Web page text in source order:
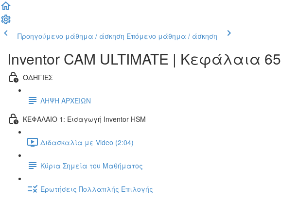
Προηγούμενο μάθημα / άσκηση Επόμενο μάθημα / άσκηση
Inventor CAM ULTIMATE | Κεφάλαια 65
ΟΔΗΓΙΕΣ
ΛΗΨΗ ΑΡΧΕΙΩΝ
ΚΕΦΑΛΑΙΟ 1: Εισαγωγή Inventor HSM
Διδασκαλία με Video (2:04)
Κύρια Σημεία του Μαθήματος
Ερωτήσεις Πολλαπλής Επιλογής